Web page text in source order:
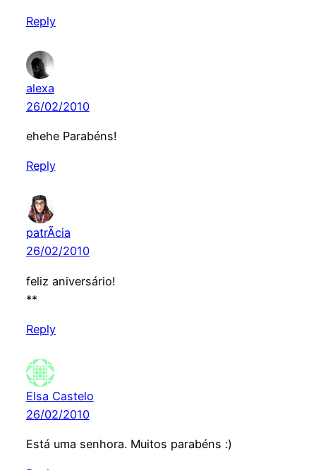
Reply
alexa
26/02/2010
ehehe Parabéns!
Reply
patrÃ­cia
26/02/2010
feliz aniversário!
**
Reply
Elsa Castelo
26/02/2010
Está uma senhora. Muitos parabéns :)